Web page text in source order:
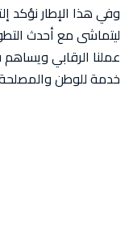
وفي هذا الإطار نؤكد
ليتماشى مع أحدث
عملنا الرقابي
خدمة للوطن